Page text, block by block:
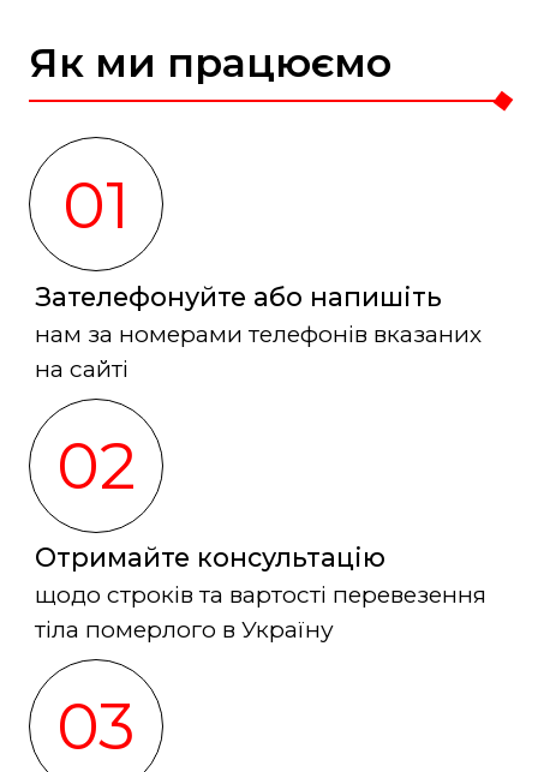
Як ми працюємо
01
Зателефонуйте або напишіть
нам за номерами телефонів вказаних
на сайті
02
Отримайте консультацію
щодо строків та вартості перевезення
тіла померлого в Україну
03